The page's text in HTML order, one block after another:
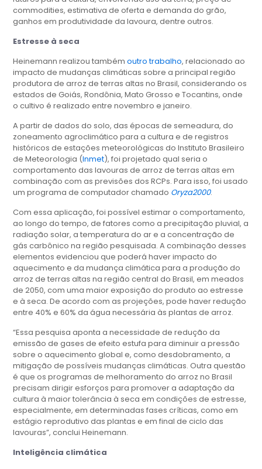
commodities, estimativa de oferta e demanda do grão,
ganhos em produtividade da lavoura, dentre outros.
Estresse à seca
Heinemann realizou tambémoutro trabalho, relacionado ao
impacto de mudanças climáticas sobre a principal região
produtora de arroz de terras altas no Brasil, considerando os
estados de Goiás, Rondônia, Mato Grosso e Tocantins, onde
o cultivo é realizado entre novembro e janeiro.
A partir de dados do solo, das épocas de semeadura, do
zoneamento agroclimático para a cultura e de registros
históricos de estações meteorológicas do Instituto Brasileiro
de Meteorologia (Inmet), foi projetado qual seria o
comportamento das lavouras de arroz de terras altas em
combinação com as previsões dos RCPs. Para isso, foi usado
um programa de computador chamado Oryza2000.
Com essa aplicação, foi possível estimar o comportamento,
ao longo do tempo, de fatores como a precipitação pluvial, a
radiação solar, a temperatura do ar e a concentração de
gás carbônico na região pesquisada. A combinação desses
elementos evidenciou que poderá haver impacto do
aquecimento e da mudança climática para a produção do
arroz de terras altas na região central do Brasil, em meados
de 2050, com uma maior exposição do produto ao estresse
e à seca. De acordo com as projeções, pode haver redução
entre 40% e 60% da água necessária às plantas de arroz.
“Essa pesquisa aponta a necessidade de redução da
emissão de gases de efeito estufa para diminuir a pressão
sobre o aquecimento global e, como desdobramento, a
mitigação de possíveis mudanças climáticas. Outra questão
é que os programas de melhoramento do arroz no Brasil
precisam dirigir esforços para promover a adaptação da
cultura à maior tolerância à seca em condições de estresse,
especialmente, em determinadas fases críticas, como em
estágio reprodutivo das plantas e em final de ciclo das
lavouras”, conclui Heinemann.
Inteligência climática